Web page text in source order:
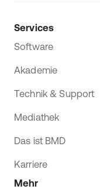
Services
Software
Akademie
Technik & Support
Mediathek
Das ist BMD
Karriere
Mehr